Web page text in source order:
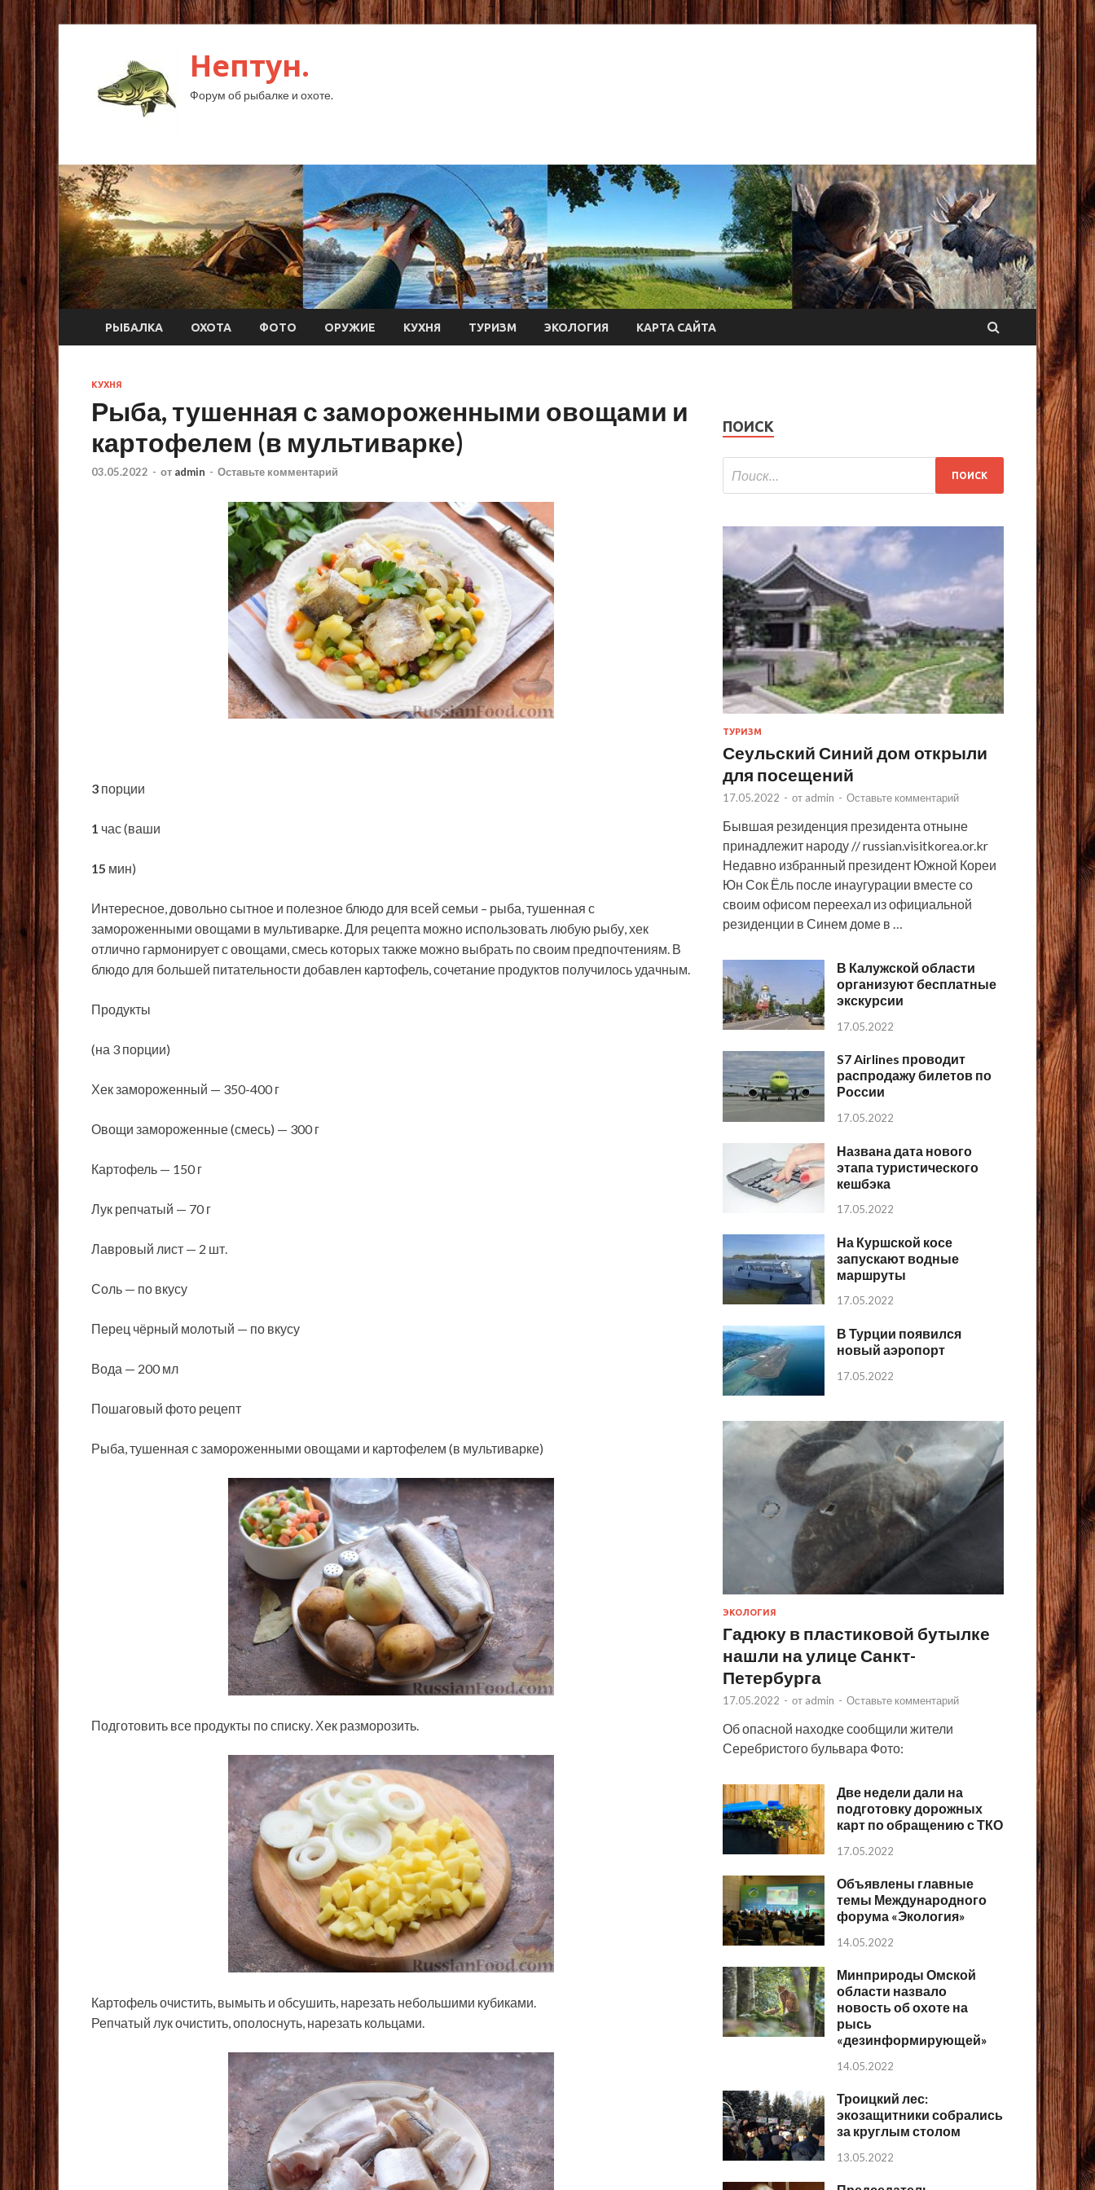
Нептун.
Форум об рыбалке и охоте.
РЫБАЛКА ОХОТА ФОТО ОРУЖИЕ КУХНЯ ТУРИЗМ ЭКОЛОГИЯ КАРТА САЙТА
КУХНЯ
Рыба, тушенная с замороженными овощами и
картофелем (в мультиварке)
03.05.2022 - от admin - Оставьте комментарий
3 порции
1 час (ваши
15 мин)
Интересное, довольно сытное и полезное блюдо для всей семьи – рыба, тушенная с
замороженными овощами в мультиварке. Для рецепта можно использовать любую рыбу, хек
отлично гармонирует с овощами, смесь которых также можно выбрать по своим предпочтениям. В
блюдо для большей питательности добавлен картофель, сочетание продуктов получилось удачным.
Продукты
(на 3 порции)
Хек замороженный — 350-400 г
Овощи замороженные (смесь) — 300 г
Картофель — 150 г
Лук репчатый — 70 г
Лавровый лист — 2 шт.
Соль — по вкусу
Перец чёрный молотый — по вкусу
Вода — 200 мл
Пошаговый фото рецепт
Рыба, тушенная с замороженными овощами и картофелем (в мультиварке)
Подготовить все продукты по списку. Хек разморозить.
Картофель очистить, вымыть и обсушить, нарезать небольшими кубиками.
Репчатый лук очистить, ополоснуть, нарезать кольцами.
ПОИСК
ТУРИЗМ
Сеульский Синий дом открыли
для посещений
17.05.2022 - от admin - Оставьте комментарий
Бывшая резиденция президента отныне
принадлежит народу // russian.visitkorea.or.kr
Недавно избранный президент Южной Кореи
Юн Сок Ёль после инаугурации вместе со
своим офисом переехал из официальной
резиденции в Синем доме в …
В Калужской области
организуют бесплатные
экскурсии
17.05.2022
S7 Airlines проводит
распродажу билетов по
России
17.05.2022
Названа дата нового
этапа туристического
кешбэка
17.05.2022
На Куршской косе
запускают водные
маршруты
17.05.2022
В Турции появился
новый аэропорт
17.05.2022
ЭКОЛОГИЯ
Гадюку в пластиковой бутылке
нашли на улице Санкт-
Петербурга
17.05.2022 - от admin - Оставьте комментарий
Об опасной находке сообщили жители
Серебристого бульвара Фото:
Две недели дали на
подготовку дорожных
карт по обращению с ТКО
17.05.2022
Объявлены главные
темы Международного
форума «Экология»
14.05.2022
Минприроды Омской
области назвало
новость об охоте на
рысь
«дезинформирующей»
14.05.2022
Троицкий лес:
экозащитники собрались
за круглым столом
13.05.2022